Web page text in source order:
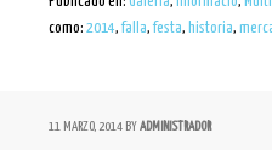
como: 2014, falla, festa, historia,
11 MARZO, 2014 BY ADMINISTRADOR